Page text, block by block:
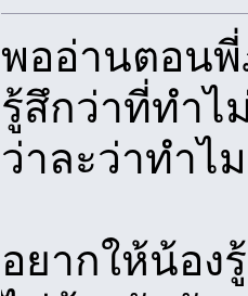
พออ่านตอนพี่
รู้สึกว่าที่ทำไ
ว่าละว่าทำไ
อยากให้น้อง